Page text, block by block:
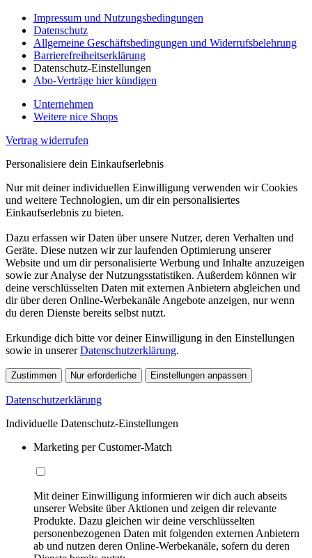
Impressum und Nutzungsbedingungen
Datenschutz
Allgemeine Geschäftsbedingungen und Widerrufsbelehrung
Barrierefreiheitserklärung
Datenschutz-Einstellungen
Abo-Verträge hier kündigen
Unternehmen
Weitere nice Shops
Vertrag widerrufen
Personalisiere dein Einkaufserlebnis
Nur mit deiner individuellen Einwilligung verwenden wir Cookies
und weitere Technologien, um dir ein personalisiertes
Einkaufserlebnis zu bieten.
Dazu erfassen wir Daten über unsere Nutzer, deren Verhalten und
Geräte. Diese nutzen wir zur laufenden Optimierung unserer
Website und um dir personalisierte Werbung und Inhalte anzuzeigen
sowie zur Analyse der Nutzungsstatistiken. Außerdem können wir
deine verschlüsselten Daten mit externen Anbietern abgleichen und
dir über deren Online-Werbekanäle Angebote anzeigen, nur wenn
du deren Dienste bereits selbst nutzt.
Erkundige dich bitte vor deiner Einwilligung in den Einstellungen
sowie in unsererDatenschutzerklärung.
Zustimmen Nur erforderliche Einstellungen anpassen
Datenschutzerklärung
Individuelle Datenschutz-Einstellungen
Marketing per Customer-Match
Mit deiner Einwilligung informieren wir dich auch abseits
unserer Website über Aktionen und zeigen dir relevante
Produkte. Dazu gleichen wir deine verschlüsselten
personenbezogenen Daten mit folgenden externen Anbietern
ab und nutzen deren Online-Werbekanäle, sofern du deren